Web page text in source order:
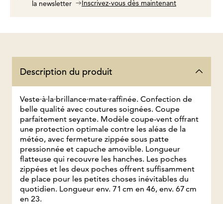
la newsletter
Inscrivez-vous dès maintenant
Description du produit
Veste·à·la·brillance·mate·raffinée. Confection de
belle qualité avec coutures soignées. Coupe
parfaitement seyante. Modèle coupe-vent offrant
une protection optimale contre les aléas de la
météo, avec fermeture zippée sous patte
pressionnée et capuche amovible. Longueur
flatteuse qui recouvre les hanches. Les poches
zippées et les deux poches offrent suffisamment
de place pour les petites choses inévitables du
quotidien. Longueur env. 71 cm en 46, env. 67 cm
en 23.